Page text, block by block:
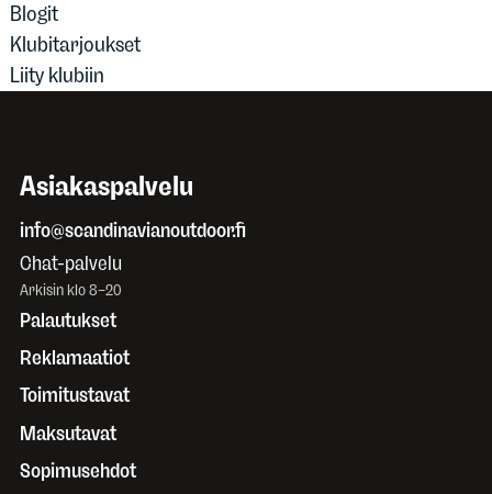
Blogit
Klubitarjoukset
Liity klubiin
Asiakaspalvelu
info@scandinavianoutdoor.fi
Chat-palvelu
Arkisin klo 8–20
Palautukset
Reklamaatiot
Toimitustavat
Maksutavat
Sopimusehdot